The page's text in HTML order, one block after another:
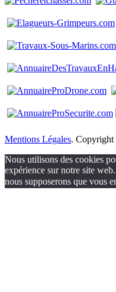
Mentions Légales.
Nous utilisons des cookies
expérience sur notre site
nous supposerons que vous